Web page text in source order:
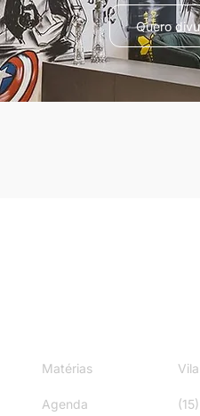
Quero
Matérias
Agenda